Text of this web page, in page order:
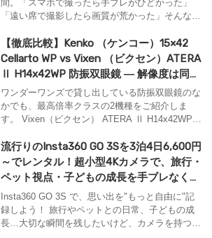
間。「スマホで撮ったら手ブレがひどかった」
「遠い席で撮影したら画質が荒かった」そんな経
レンタルなら、コスパ良く高性能なカメラをお借
りいただけます。手ブレ補正・高倍率ズームで、
【徹底比較】Kenko （ケンコー）15×42
Cellarto WP vs Vixen （ビクセン）ATERA
Ⅱ H14x42WP 防振双眼鏡 ― 解像度は同
じ、どちらを選ぶ？
ワンダーワンズで貸し出している防振双眼鏡のな
かでも、最高倍率クラスの2機種をご紹介しま
す。 Vixen（ビクセン） ATERA Ⅱ H14x42WP
WP、どちらも高性能で価格は同じ7,700円。でも
「どっちを選べばいいの？」と迷う方も多いは
ず。 ...
流行りのInsta360 GO 3Sを3泊4日6,600円
～でレンタル！超小型4Kカメラで、旅行・
ペット視点・子どもの成長を手ブレなく記
録しよう！
Insta360 GO 3S で、思い出を"もっと自由に"記
録しよう！ 旅行やペットとの日常、子どもの成
長…大切な瞬間を残したいけど、カメラを持つと